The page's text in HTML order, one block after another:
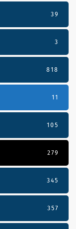
39
3
818
11
105
279
345
357